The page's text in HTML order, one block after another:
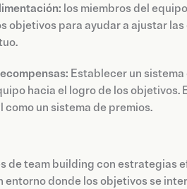
los miembros del
objetivos para ayudar a ajustar
Establecer un
hacia el logro de los
como un sistema de premios.
de team building con estrategias
entorno donde los objetivos se